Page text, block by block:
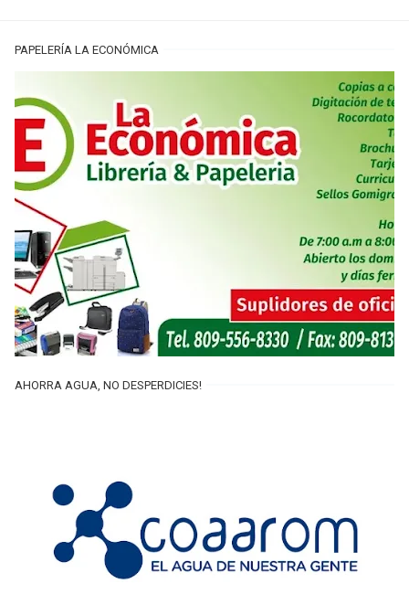
PAPELERÍA LA ECONÓMICA
AHORRA AGUA, NO DESPERDICIES!